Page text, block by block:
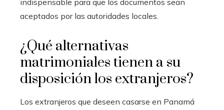
indispensable para que los documentos sean
aceptados por las autoridades locales.
¿Qué alternativas
matrimoniales tienen a su
disposición los extranjeros?
Los extranjeros que deseen casarse en Panamá